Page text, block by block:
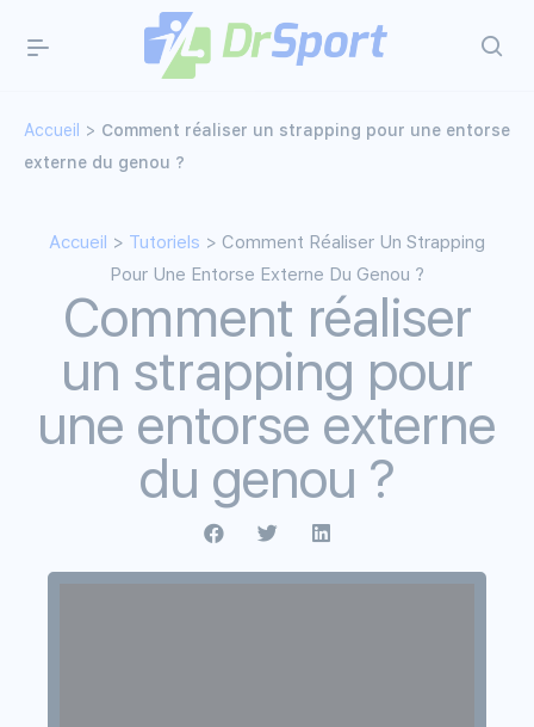
Accueil > Comment réaliser un strapping pour une entorse
externe du genou ?
Accueil > Tutoriels > Comment Réaliser Un Strapping
Pour Une Entorse Externe Du Genou ?
Comment réaliser
un strapping pour
une entorse externe
du genou ?